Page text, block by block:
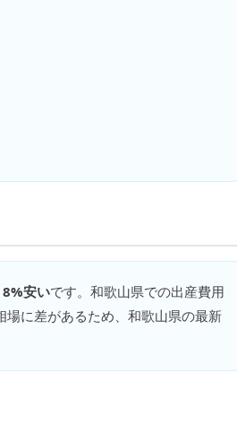
8%安いです。 和歌山県での出産費用
に差があるため、和歌山県の最新